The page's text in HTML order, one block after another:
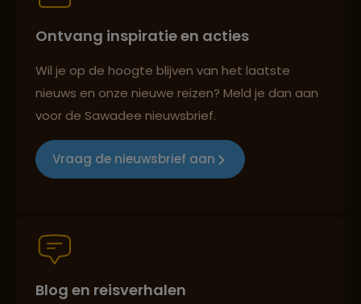
Groepsreizen mét indivuele vrijheid
Persoonlijk en deskundig reisadvies
Ontvang inspiratie en acties
Wil je op de hoogte blijven van het laatste
nieuws en onze nieuwe reizen? Meld je dan aan
voor de Sawadee nieuwsbrief.
Vraag de nieuwsbrief aan
Blog en reisverhalen